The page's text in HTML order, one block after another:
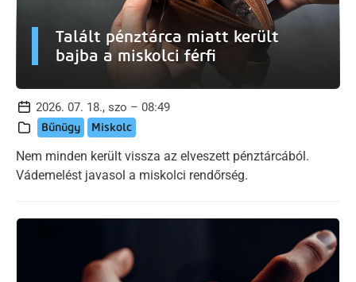
Talált pénztárca miatt került
bajba a miskolci férfi
2026. 07. 18., szo – 08:49
Bűnügy Miskolc
Nem minden került vissza az elveszett pénztárcából.
Vádemelést javasol a miskolci rendőrség.